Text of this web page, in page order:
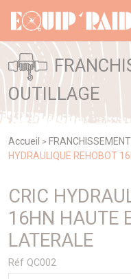
OUTILLAGE
Accueil >
HYDRAULIQUE REHOBOT
CRIC
16HN HAUTE
LATERALE
Réf QC002
Panneau de gestion des